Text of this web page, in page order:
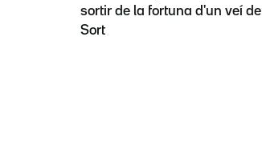
sortir de la fortuna d'un veí de
Sort